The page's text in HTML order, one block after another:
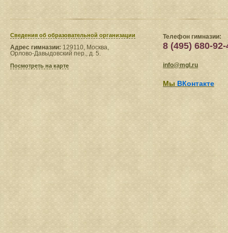
Сведения​ об образовательной организации
Адрес гимназии: 129110, Москва,
Орлово-Давыдовский пер., д. 5.
Посмотреть на карте
Телефон гимназии:
8 (495) 680-92-
info@mgl.ru
Мы ВКонтакте